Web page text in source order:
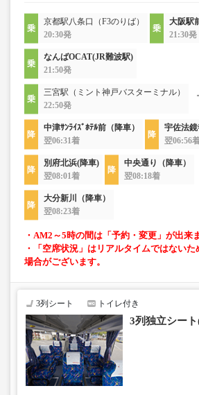
京都駅八条口（F3のりば）
20:30発
大阪駅
21:30発
なんばOCAT(JR難波駅)
21:50発
三宮駅（ミント神戸バスターミナル）
22:50発
中津ｻﾝﾗｲｽﾞﾎﾃﾙ前（降車）
翌06:31着
宇佐法鏡
翌06:56
別府北浜(降車)
翌08:01着
中央通り（降車）
翌08:18着
大分新川（降車）
翌08:23着
・AM2～5時の間は「予約・変更」が出来
・「空席状況」はリアルタイムではない
場合がございます。
3列シート トイレ付き
3列独立シー